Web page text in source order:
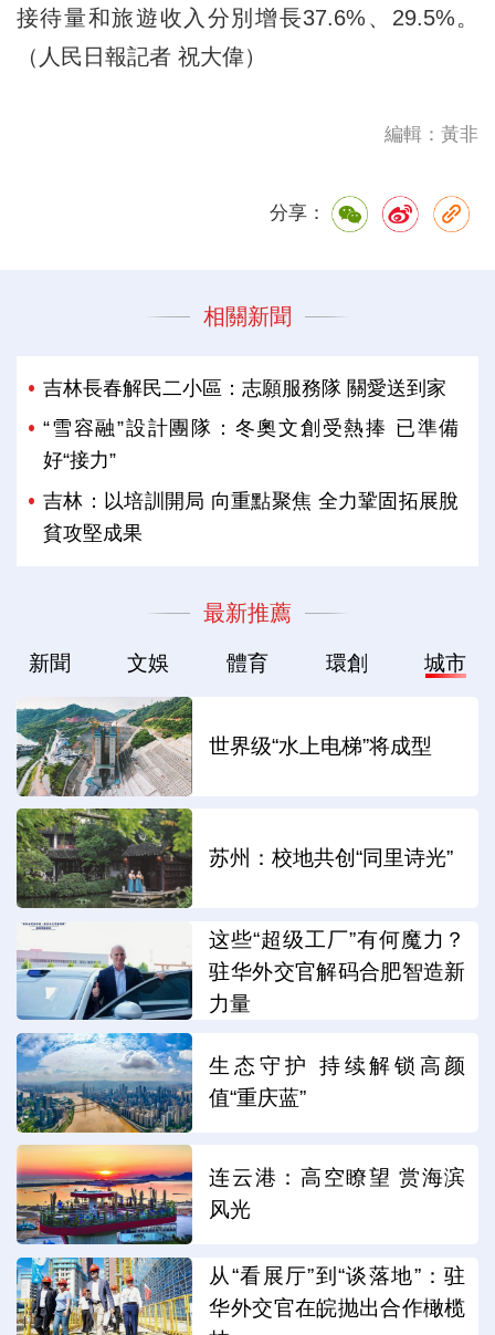
接待量和旅遊收入分別增長37.6%、29.5%。
（人民日報記者 祝大偉）
編輯：黃非
分享：
相關新聞
吉林長春解民二小區：志願服務隊 關愛送到家
“雪容融”設計團隊：冬奧文創受熱捧 已準備
好“接力”
吉林：以培訓開局 向重點聚焦 全力鞏固拓展脫
貧攻堅成果
最新推薦
新聞 文娛 體育 環創 城市
世界级“水上电梯”将成型
苏州：校地共创“同里诗光”
这些“超级工厂”有何魔力？
驻华外交官解码合肥智造新
力量
生态守护 持续解锁高颜
值“重庆蓝”
连云港：高空瞭望 赏海滨
风光
从“看展厅”到“谈落地”：驻
华外交官在皖抛出合作橄榄